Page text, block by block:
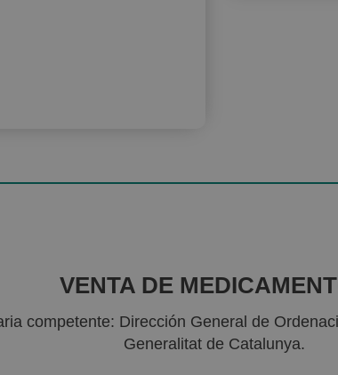
VENTA DE
competente: Dirección General de
Generalitat de Catalunya.